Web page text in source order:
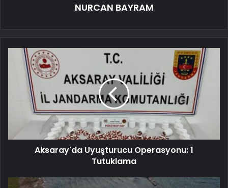
NURCAN BAYRAM
Aksaray'da Uyuşturucu Operasyonu: 1
Tutuklama